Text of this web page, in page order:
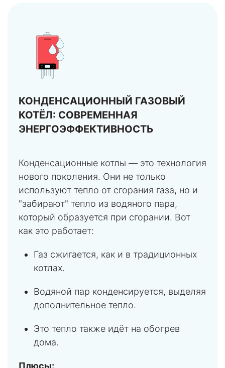
КОНДЕНСАЦИОННЫЙ ГАЗОВЫЙ
КОТЁЛ: СОВРЕМЕННАЯ
ЭНЕРГОЭФФЕКТИВНОСТЬ
Конденсационные котлы — это технология
нового поколения. Они не только
используют тепло от сгорания газа, но и
"забирают" тепло из водяного пара,
который образуется при сгорании. Вот
как это работает:
Газ сжигается, как и в традиционных
котлах.
Водяной пар конденсируется, выделяя
дополнительное тепло.
Это тепло также идёт на обогрев
дома.
Плюсы: